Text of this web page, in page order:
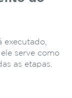
serve como
as etapas.